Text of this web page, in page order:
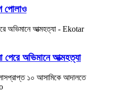
পোলাও
পেরে অভিমানে আত্মহত্যা